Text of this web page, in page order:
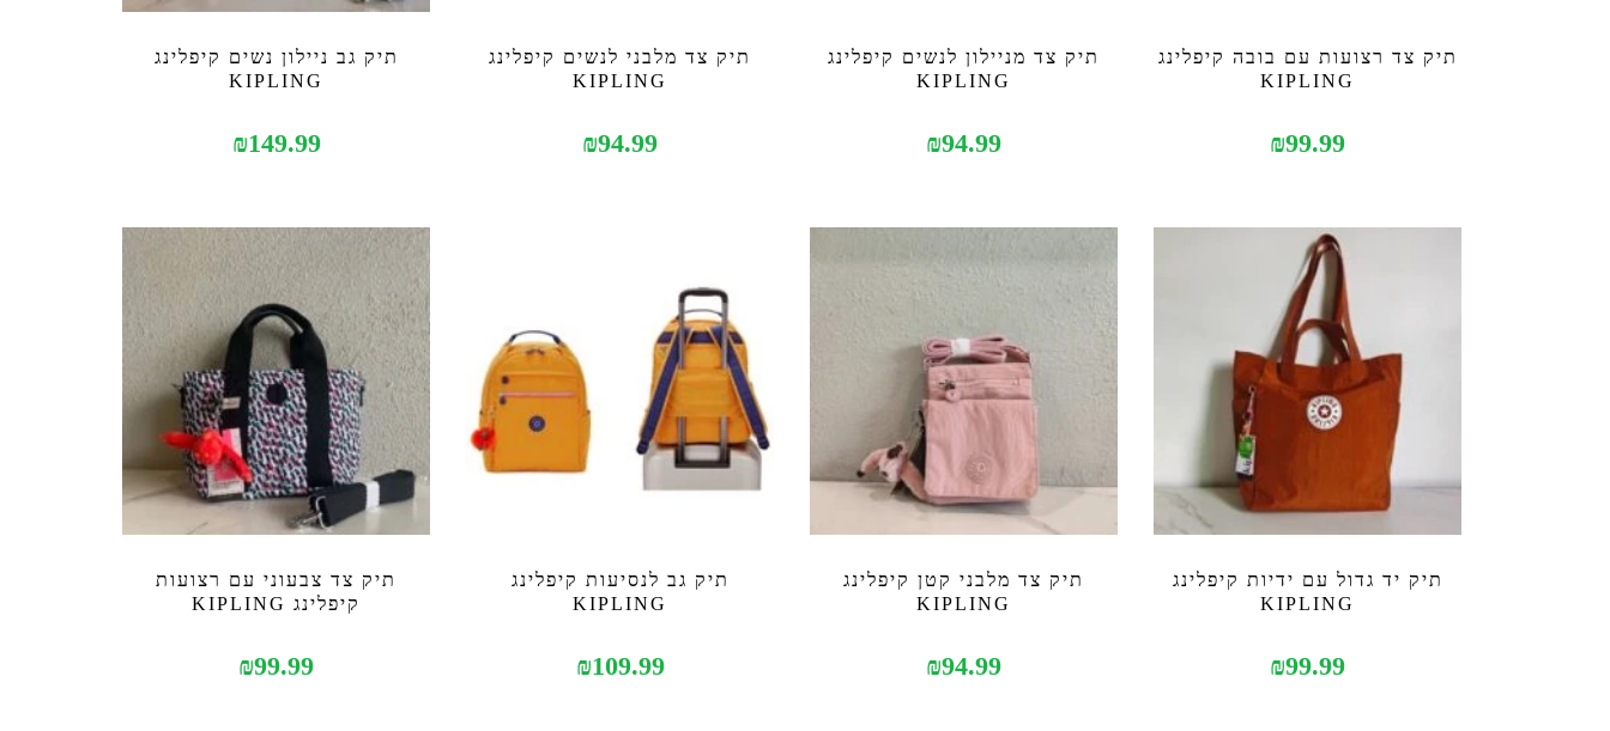
תיק צד רצועות עם בובה קיפלינג
KIPLING
₪99.99
תיק צד מניילון לנשים קיפלינג
KIPLING
₪94.99
תיק צד מלבני לנשים קיפלינג
KIPLING
₪94.99
תיק גב ניילון נשים קיפלינג
KIPLING
₪149.99
תיק יד גדול עם ידיות קיפלינג
KIPLING
₪99.99
תיק צד מלבני קטן קיפלינג
KIPLING
₪94.99
תיק גב לנסיעות קיפלינג
KIPLING
₪109.99
תיק צד צבעוני עם רצועות
קיפלינג KIPLING
₪99.99